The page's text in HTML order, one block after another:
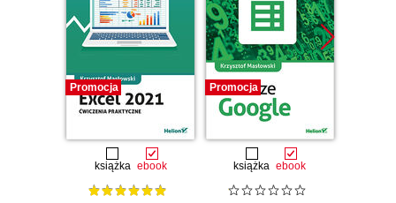
Promocja
książka ebook
Promocja
książka ebook